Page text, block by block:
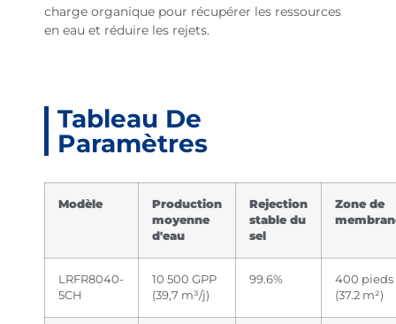
charge organique pour récupérer les ressources
en eau et réduire les rejets.
Tableau De
Paramètres
Modèle
Production
moyenne
d'eau
Rejection
stable du
sel
Zone de
LRFR8040-
5CH
10 500 GPP
(39,7 m³/j)
99.6%
400 pieds
(37.2 m²)